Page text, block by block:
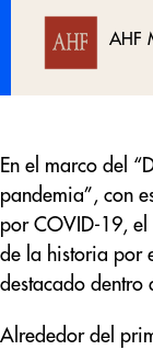
AHF
En el marco del
pandemia”, con
por COVID-19, el
de la historia por
destacado
Alrededor del